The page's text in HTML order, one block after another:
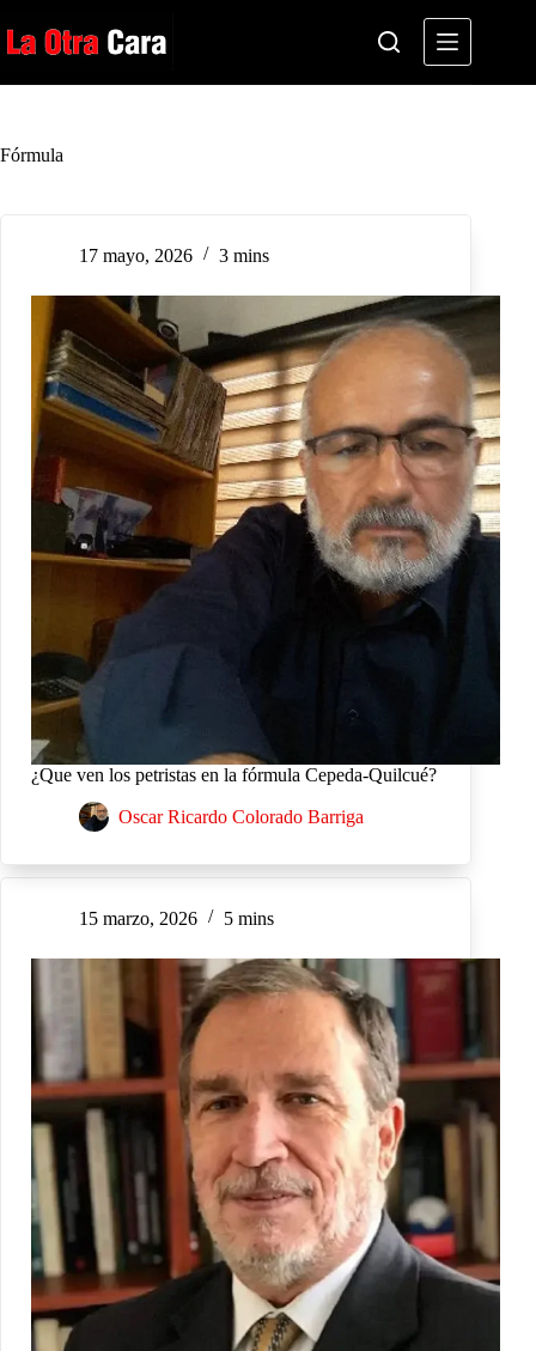
al
contenido
Fórmula
17 mayo, 2026 3 mins
¿Que ven los petristas en la fórmula Cepeda-Quilcué?
Oscar Ricardo Colorado Barriga
15 marzo, 2026 5 mins